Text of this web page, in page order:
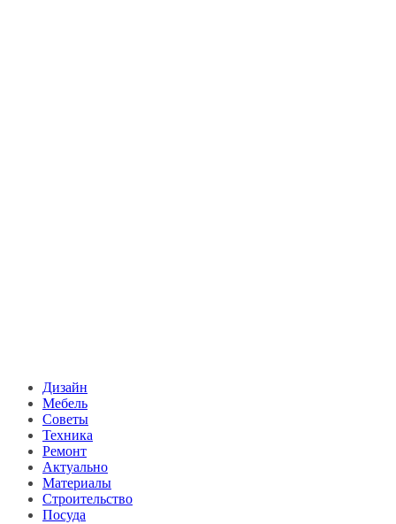
Дизайн
Мебель
Советы
Техника
Ремонт
Актуально
Материалы
Строительство
Посуда